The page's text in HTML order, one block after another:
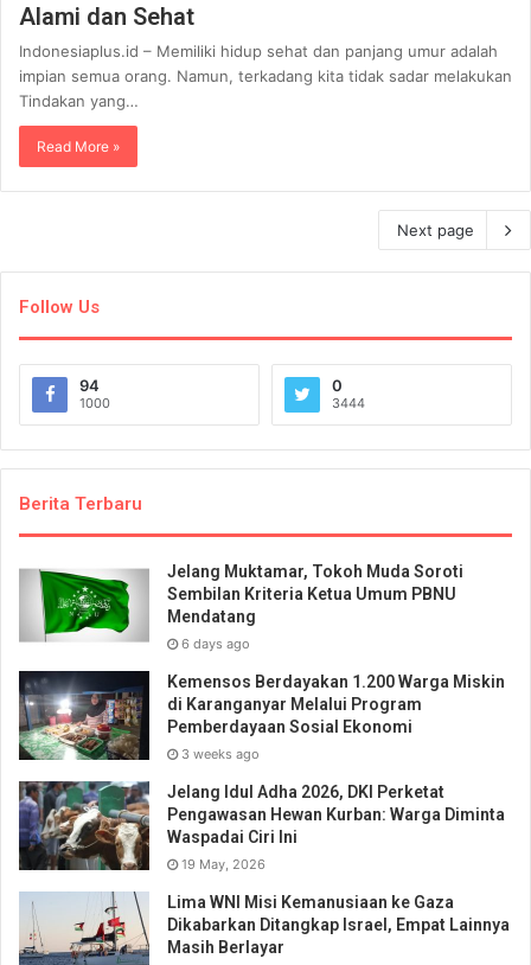
Alami dan Sehat
Indonesiaplus.id – Memiliki hidup sehat dan panjang umur adalah
impian semua orang. Namun, terkadang kita tidak sadar melakukan
Tindakan yang…
Read More »
Next page
Follow Us
94
1000
0
3444
Berita Terbaru
Jelang Muktamar, Tokoh Muda Soroti
Sembilan Kriteria Ketua Umum PBNU
Mendatang
6 days ago
Kemensos Berdayakan 1.200 Warga Miskin
di Karanganyar Melalui Program
Pemberdayaan Sosial Ekonomi
3 weeks ago
Jelang Idul Adha 2026, DKI Perketat
Pengawasan Hewan Kurban: Warga Diminta
Waspadai Ciri Ini
19 May, 2026
Lima WNI Misi Kemanusiaan ke Gaza
Dikabarkan Ditangkap Israel, Empat Lainnya
Masih Berlayar